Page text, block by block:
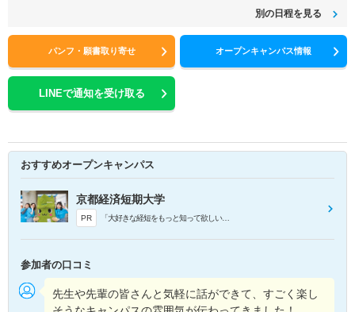
別の日程を見る
パンフ・願書取り寄せ オープンキャンパス情報
LINEで通知を受け取る
おすすめオープンキャンパス
京都経済短期大学
PR 「大好きな経短をもっと知って欲しい！」そんな思いで学生スタッフが各プログラムを盛り上げていきます！
参加者の口コミ
先生や先輩の皆さんと気軽に話ができて、すごく楽し